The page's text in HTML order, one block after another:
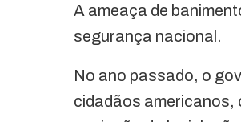
A ameaça de
segurança nacional.
No ano passado, o
cidadãos americanos,